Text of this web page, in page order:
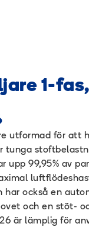
1-
utformad för att
tunga
upp 99,95% av
har också en
och en stöt-
är lämplig för